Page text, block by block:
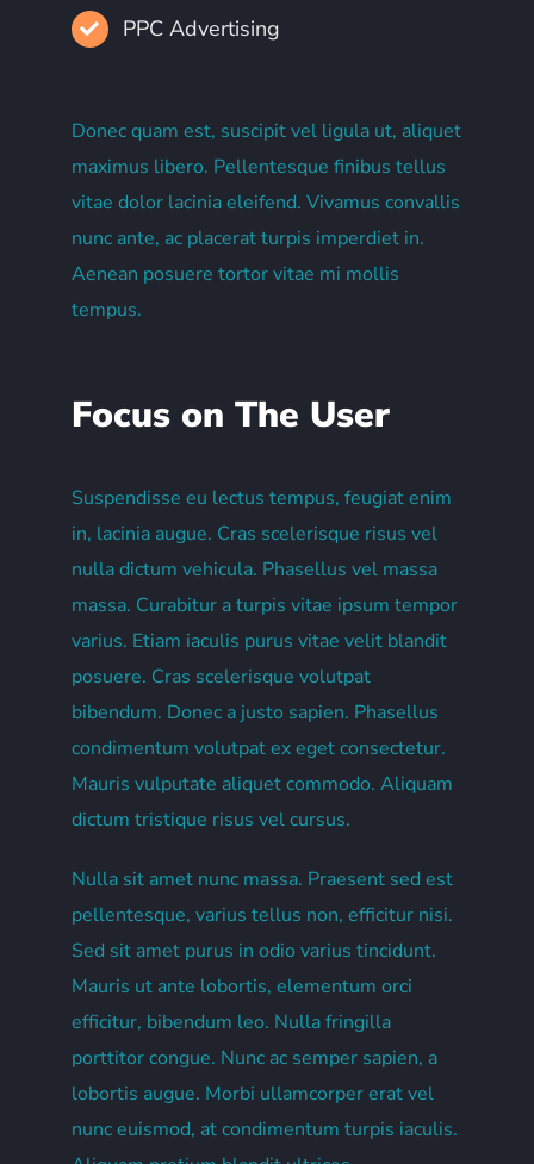
PPC Advertising
Donec quam est, suscipit vel ligula ut, aliquet
maximus libero. Pellentesque finibus tellus
vitae dolor lacinia eleifend. Vivamus convallis
nunc ante, ac placerat turpis imperdiet in.
Aenean posuere tortor vitae mi mollis
tempus.
Focus on The User
Suspendisse eu lectus tempus, feugiat enim
in, lacinia augue. Cras scelerisque risus vel
nulla dictum vehicula. Phasellus vel massa
massa. Curabitur a turpis vitae ipsum tempor
varius. Etiam iaculis purus vitae velit blandit
posuere. Cras scelerisque volutpat
bibendum. Donec a justo sapien. Phasellus
condimentum volutpat ex eget consectetur.
Mauris vulputate aliquet commodo. Aliquam
dictum tristique risus vel cursus.
Nulla sit amet nunc massa. Praesent sed est
pellentesque, varius tellus non, efficitur nisi.
Sed sit amet purus in odio varius tincidunt.
Mauris ut ante lobortis, elementum orci
efficitur, bibendum leo. Nulla fringilla
porttitor congue. Nunc ac semper sapien, a
lobortis augue. Morbi ullamcorper erat vel
nunc euismod, at condimentum turpis iaculis.